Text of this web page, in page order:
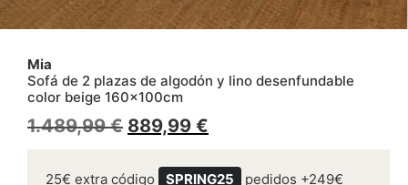
Mia
Sofá de 2 plazas de algodón y lino desenfundable
color beige 160x100cm
1.489,99€ 889,99 €
25€ extra código SPRING25
pedidos +249€